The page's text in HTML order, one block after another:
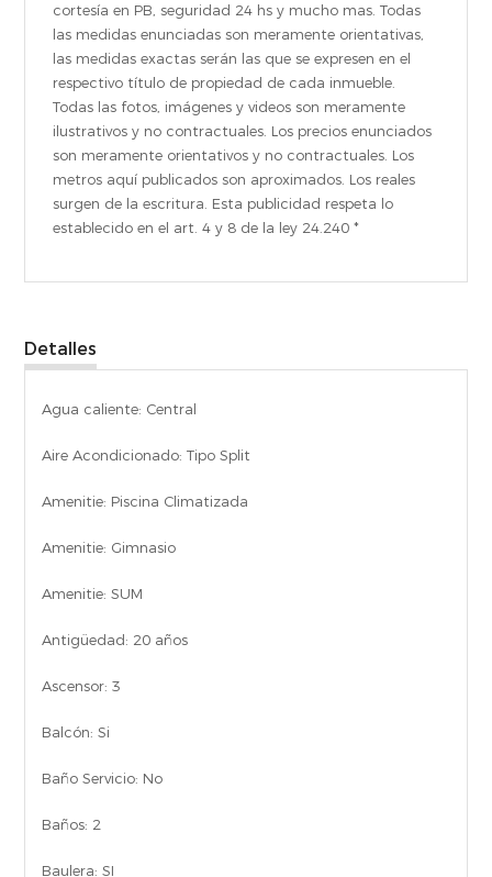
cortesía en PB, seguridad 24 hs y mucho mas. Todas
las medidas enunciadas son meramente orientativas,
las medidas exactas serán las que se expresen en el
respectivo título de propiedad de cada inmueble.
Todas las fotos, imágenes y videos son meramente
ilustrativos y no contractuales. Los precios enunciados
son meramente orientativos y no contractuales. Los
metros aquí publicados son aproximados. Los reales
surgen de la escritura. Esta publicidad respeta lo
establecido en el art. 4 y 8 de la ley 24.240 *
Detalles
Agua caliente: Central
Aire Acondicionado: Tipo Split
Amenitie: Piscina Climatizada
Amenitie: Gimnasio
Amenitie: SUM
Antigüedad: 20 años
Ascensor: 3
Balcón: Si
Baño Servicio: No
Baños: 2
Baulera: SI